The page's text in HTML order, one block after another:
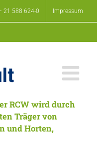
21 588 624-0 Impressum
RCW wird durch
Träger von
und Horten,